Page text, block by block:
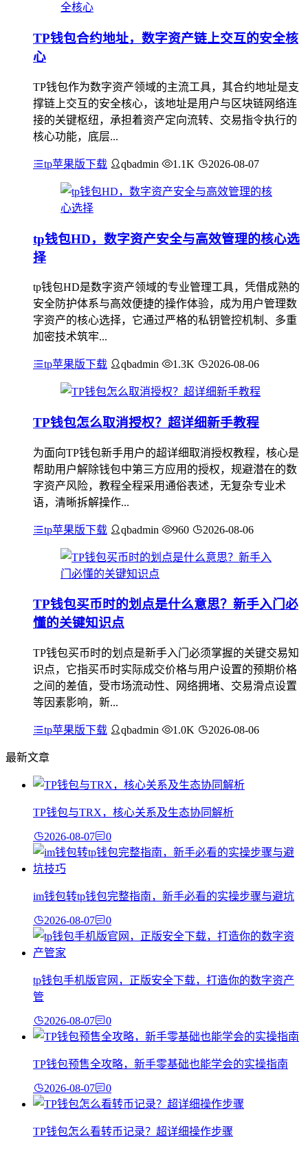
TP钱包合约地址，数字资产链上交互的安全核
心
TP钱包作为数字资产领域的主流工具，其合约地址是支
撑链上交互的安全核心，该地址是用户与区块链网络连
接的关键枢纽，承担着资产定向流转、交易指令执行的
核心功能，底层...
tp苹果版下载 qbadmin 1.1K 2026-08-07
tp钱包HD，数字资产安全与高效管理的核心选
择
tp钱包HD是数字资产领域的专业管理工具，凭借成熟的
安全防护体系与高效便捷的操作体验，成为用户管理数
字资产的核心选择，它通过严格的私钥管控机制、多重
加密技术筑牢...
tp苹果版下载 qbadmin 1.3K 2026-08-06
TP钱包怎么取消授权？超详细新手教程
为面向TP钱包新手用户的超详细取消授权教程，核心是
帮助用户解除钱包中第三方应用的授权，规避潜在的数
字资产风险，教程全程采用通俗表述，无复杂专业术
语，清晰拆解操作...
tp苹果版下载 qbadmin 960 2026-08-06
TP钱包买币时的划点是什么意思？新手入门必
懂的关键知识点
TP钱包买币时的划点是新手入门必须掌握的关键交易知
识点，它指买币时实际成交价格与用户设置的预期价格
之间的差值，受市场流动性、网络拥堵、交易滑点设置
等因素影响，新...
tp苹果版下载 qbadmin 1.0K 2026-08-06
最新文章
TP钱包与TRX，核心关系及生态协同解析
2026-08-07 0
im钱包转tp钱包完整指南，新手必看的实操步骤与避坑
2026-08-07 0
tp钱包手机版官网，正版安全下载，打造你的数字资产
管
2026-08-07 0
TP钱包预售全攻略，新手零基础也能学会的实操指南
2026-08-07 0
TP钱包怎么看转币记录？超详细操作步骤